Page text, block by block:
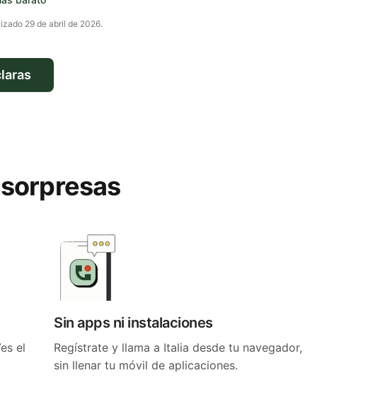
29 de abril de 2026.
el
Sin apps ni instalaciones
Regístrate y llama a Italia desde tu navegador,
sin llenar tu móvil de aplicaciones.